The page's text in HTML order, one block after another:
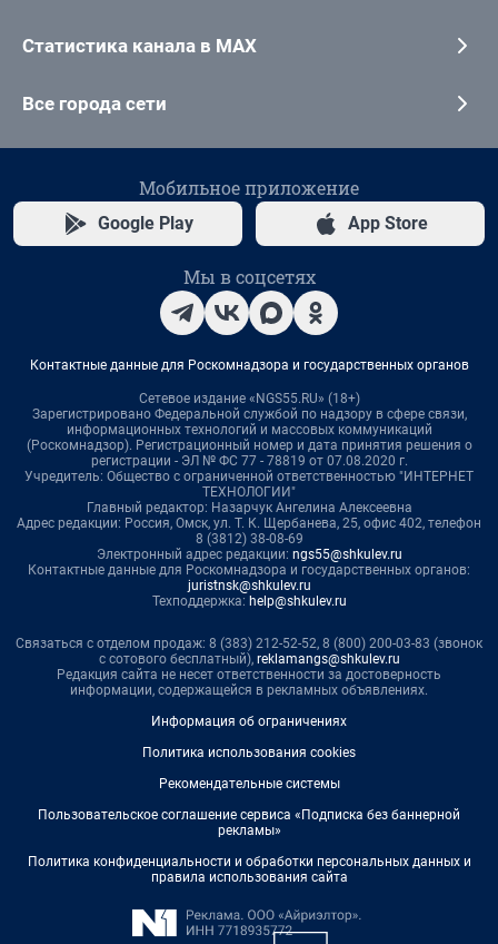
Статистика канала в MAX
Все города сети
Мобильное приложение
Google Play App Store
Мы в соцсетях
Контактные данные для Роскомнадзора и государственных органов
Сетевое издание «NGS55.RU» (18+)
Зарегистрировано Федеральной службой по надзору в сфере связи,
информационных технологий и массовых коммуникаций
(Роскомнадзор). Регистрационный номер и дата принятия решения о
регистрации - ЭЛ № ФС 77 - 78819 от 07.08.2020 г.
Учредитель: Общество с ограниченной ответственностью "ИНТЕРНЕТ
ТЕХНОЛОГИИ"
Главный редактор: Назарчук Ангелина Алексеевна
Адрес редакции: Россия, Омск, ул. Т. К. Щербанева, 25, офис 402, телефон
8 (3812) 38-08-69
Электронный адрес редакции: ngs55@shkulev.ru
Контактные данные для Роскомнадзора и государственных органов:
juristnsk@shkulev.ru
Техподдержка: help@shkulev.ru
Связаться с отделом продаж: 8 (383) 212-52-52, 8 (800) 200-03-83 (звонок
с сотового бесплатный), reklamangs@shkulev.ru
Редакция сайта не несет ответственности за достоверность
информации, содержащейся в рекламных объявлениях.
Информация об ограничениях
Политика использования cookies
Рекомендательные системы
Пользовательское соглашение сервиса «Подписка без баннерной
рекламы»
Политика конфиденциальности и обработки персональных данных и
правила использования сайта